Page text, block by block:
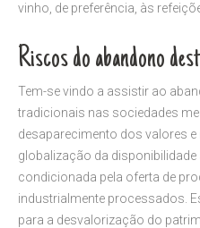
vinho, de preferência, às
Riscos do abandono
Tem-se vindo a assistir ao
tradicionais nas sociedades
desaparecimento dos valores
globalização da
condicionada pela oferta de
industrialmente processados.
para a desvalorização do